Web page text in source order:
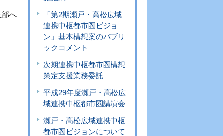
部へ
「第2期瀬戸・高松広域
連携中枢都市圏ビジョ
ン」基本構想案のパブリ
ックコメント
次期連携中枢都市圏構想
策定支援業務委託
平成29年度瀬戸・高松広
域連携中枢都市圏講演会
瀬戸・高松広域連携中枢
都市圏ビジョンについて